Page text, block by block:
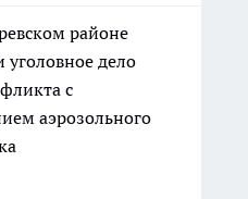
районе
уголовное дело
с
аэрозольного